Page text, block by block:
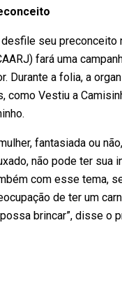
seu
fará uma
Durante a folia, a
como Vestiu a
fantasiada ou
não pode ter sua
com esse tema,
de ter um
brincar”, disse o